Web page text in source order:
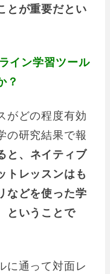
とが重要だとい
イン学習ツール
？
がどの程度有効
の研究結果で報
と、ネイティブ
トレッスンはも
などを使った学
ということで
に通って対面レ